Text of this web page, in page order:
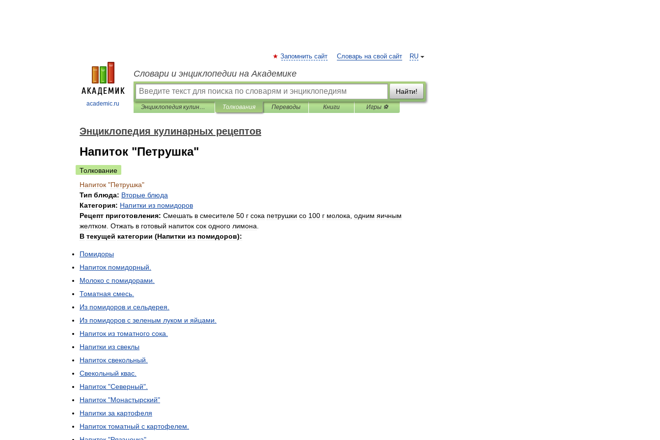
academic.ru
RU
Запомнить сайт Словарь на свой сайт
Словари и энциклопедии на Академике
Найти!
Энциклопедия кулинарных рецептов Толкования Переводы Книги Игры ⚽
Энциклопедия кулинарных рецептов
Напиток "Петрушка"
Толкование
Напиток "Петрушка"
Тип блюда: Вторые блюда
Категория: Напитки из помидоров
Рецепт приготовления: Смешать в смесителе 50 г сока петрушки со 100 г молока одним яичным
желтком Отжать в готовый напиток сок одного лимона
В текущей категории (Напитки из помидоров):
Помидоры
Напиток помидорный
Молоко с помидорами
Томатная смесь
Из помидоров и сельдерея
Из помидоров с зеленым луком и яйцами
Напиток из томатного сока
Напитки из свеклы
Напиток свекольный
Свекольный квас
Напиток "Северный".
Напиток "Монастырский"
Напитки за картофеля
Напиток томатный с картофелем